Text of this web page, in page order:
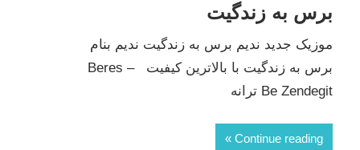
برس به زندگیت
موزیک جدید ندیم برس به زندگیت ندیم بنام
برس به زندگیت با بالاترین کیفیت – Beres
Be Zendegit ترانه
Continue reading